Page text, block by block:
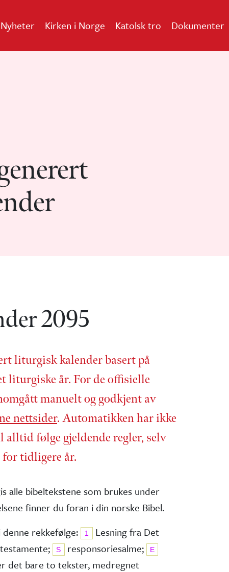
Nyheter Kirken i Norge Katolsk tro Dokumenter
2095
liturgisk kalender basert på
liturgiske år. For de offisielle
manuelt og godkjent av
nettsider. Automatikken har ikke
følge gjeldende regler, selv
for tidligere år.
alle bibel­tekstene som brukes under
finner du foran i din norske Bibel.
denne rekkefølge:
1
Lesning fra Det
S responsorie­salme; E
det bare to tekster, medregnet